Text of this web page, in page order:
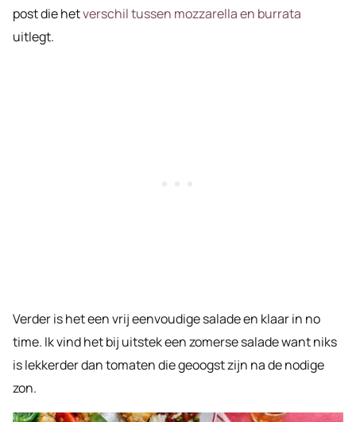
post die hetverschil tussen mozzarella en burrata
uitlegt.
Verder is het een vrij eenvoudige salade en klaar in no
time. Ik vind het bij uitstek een zomerse salade want niks
is lekkerder dan tomaten die geoogst zijn na de nodige
zon.